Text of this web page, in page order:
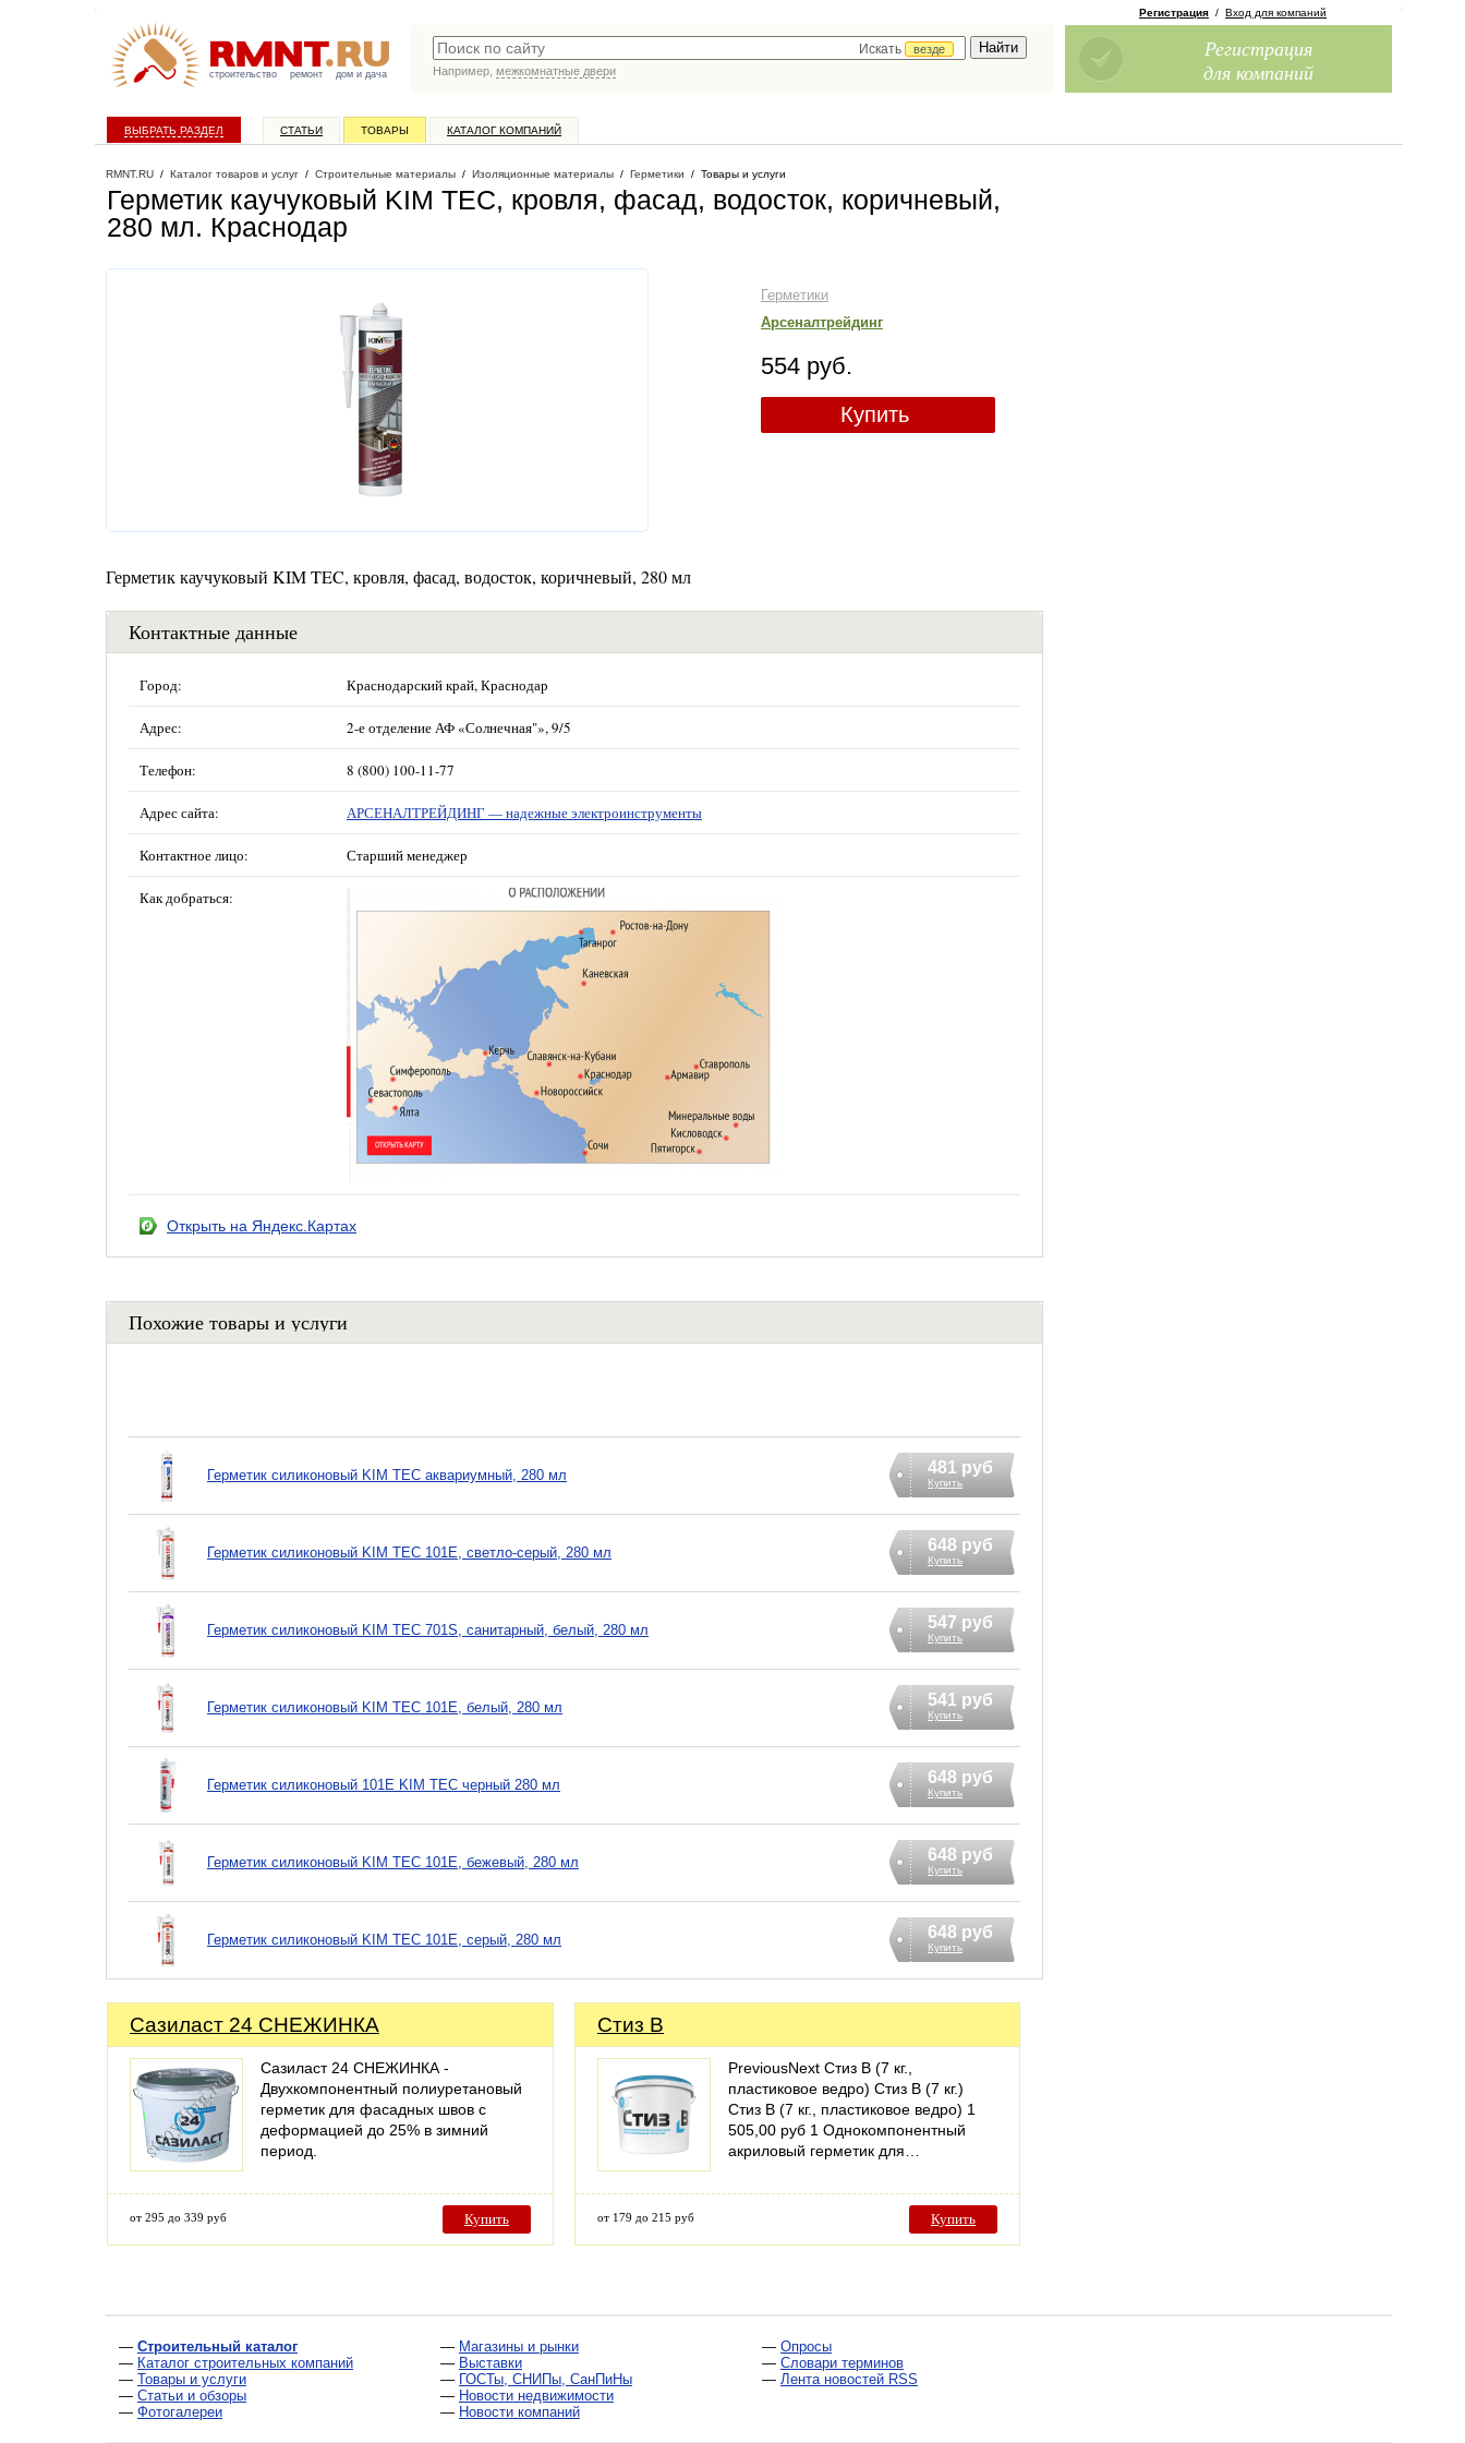
строительство ремонт дом и дача
Искать
везде
Например, межкомнатные двери
Регистрация / Вход для компаний
Регистрация
для компаний
ВЫБРАТЬ РАЗДЕЛ СТАТЬИ ТОВАРЫ КАТАЛОГ КОМПАНИЙ
RMNT.RU / Каталог товаров и услуг / Строительные материалы / Изоляционные материалы / Герметики / Товары и услуги
Герметик каучуковый KIM TEC, кровля, фасад, водосток, коричневый,
280 мл. Краснодар
Герметики
Арсеналтрейдинг
554 руб.
Купить
Герметик каучуковый KIM TEC, кровля, фасад, водосток, коричневый, 280 мл
Контактные данные
Город: Краснодарский край, Краснодар
Адрес: 2-е отделение АФ «Солнечная"», 9/5
Телефон: 8 (800) 100-11-77
Адрес сайта: АРСЕНАЛТРЕЙДИНГ — надежные электроинструменты
Контактное лицо: Старший менеджер
Как добраться:
Открыть на Яндекс.Картах
Похожие товары и услуги
Герметик силиконовый KIM TEC аквариумный, 280 мл 481 руб
Купить
Герметик силиконовый KIM TEC 101Е, светло-серый, 280 мл 648 руб
Купить
Герметик силиконовый KIM TEC 701S, санитарный, белый, 280 мл 547 руб
Купить
Герметик силиконовый KIM TEC 101Е, белый, 280 мл 541 руб
Купить
Герметик силиконовый 101Е KIM TEC черный 280 мл 648 руб
Купить
Герметик силиконовый KIM TEC 101Е, бежевый, 280 мл 648 руб
Купить
Герметик силиконовый KIM TEC 101Е, серый, 280 мл 648 руб
Купить
Сазиласт 24 СНЕЖИНКА
Сазиласт 24 СНЕЖИНКА -
Двухкомпонентный полиуретановый
герметик для фасадных швов с
деформацией до 25% в зимний
период.
от 295 до 339 руб Купить
Стиз В
PreviousNext Стиз В (7 кг.,
пластиковое ведро) Стиз В (7 кг.)
Стиз В (7 кг., пластиковое ведро) 1
505,00 руб 1 Однокомпонентный
акриловый герметик для…
от 179 до 215 руб Купить
— Строительный каталог
— Каталог строительных компаний
— Товары и услуги
— Статьи и обзоры
— Фотогалереи
— Магазины и рынки
— Выставки
— ГОСТы, СНИПы, СанПиНы
— Новости недвижимости
— Новости компаний
— Опросы
— Словари терминов
— Лента новостей RSS